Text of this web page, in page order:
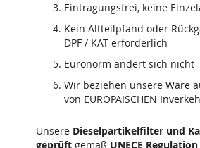
Eintragungsfrei, keine
Kein Altteilpfand oder
DPF / KAT erforderlich
Euronorm ändert sich nicht
Wir beziehen unsere Ware
von EUROPÄISCHEN
Unsere Dieselpartikelfilter und
geprüft gemäß UNECE